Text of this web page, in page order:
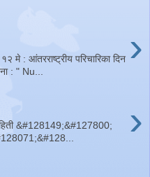
›
मे : आंतरराष्ट्रीय परिचारिका दिन
: " Nu...
›
&#128149;&#127800;